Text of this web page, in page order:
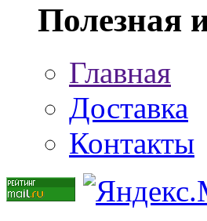
Полезная
Главная
Доставка
Контакты